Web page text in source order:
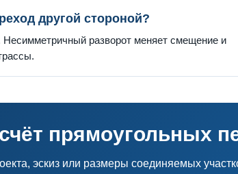
другой стороной?
разворот меняет смещение и
прямоугольных
эскиз или размеры соединяемых